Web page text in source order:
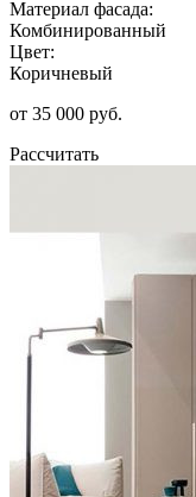
Материал фасада:
Комбинированный
Цвет:
Коричневый
от 35 000 руб.
Рассчитать